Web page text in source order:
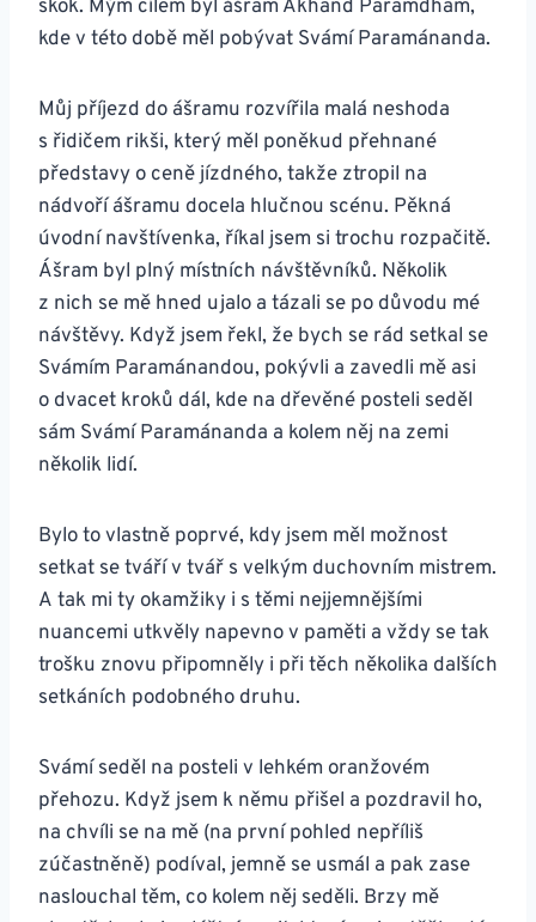
skok. Mým cílem byl ášram Akhand Paramdham,
kde v této době měl pobývat Svámí Paramánanda.
Můj příjezd do ášramu rozvířila malá neshoda
s řidičem rikši, který měl poněkud přehnané
představy o ceně jízdného, takže ztropil na
nádvoří ášramu docela hlučnou scénu. Pěkná
úvodní navštívenka, říkal jsem si trochu rozpačitě.
Ášram byl plný místních návštěvníků. Několik
z nich se mě hned ujalo a tázali se po důvodu mé
návštěvy. Když jsem řekl, že bych se rád setkal se
Svámím Paramánandou, pokývli a zavedli mě asi
o dvacet kroků dál, kde na dřevěné posteli seděl
sám Svámí Paramánanda a kolem něj na zemi
několik lidí.
Bylo to vlastně poprvé, kdy jsem měl možnost
setkat se tváří v tvář s velkým duchovním mistrem.
A tak mi ty okamžiky i s těmi nejjemnějšími
nuancemi utkvěly napevno v paměti a vždy se tak
trošku znovu připomněly i při těch několika dalších
setkáních podobného druhu.
Svámí seděl na posteli v lehkém oranžovém
přehozu. Když jsem k němu přišel a pozdravil ho,
na chvíli se na mě (na první pohled nepříliš
zúčastněně) podíval, jemně se usmál a pak zase
naslouchal těm, co kolem něj seděli. Brzy mě